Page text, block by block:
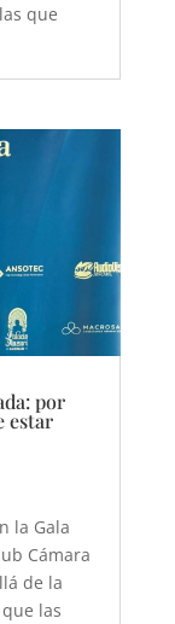
que
por
estar
la Gala
Cámara
de la
las